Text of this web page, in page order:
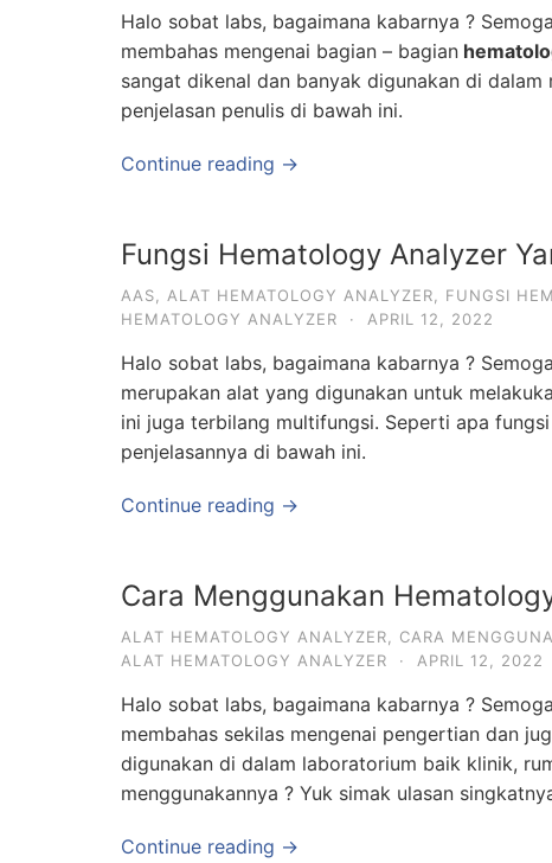
Halo sobat labs, bagaimana kabarnya ?
membahas mengenai bagian – bagian
sangat dikenal dan banyak digunakan di
penjelasan penulis di bawah ini.
Continue reading →
Fungsi Hematology Analyzer
AAS ALAT HEMATOLOGY ANALYZER FUNGSI
HEMATOLOGY ANALYZER
· APRIL 12, 2022
Halo sobat labs, bagaimana kabarnya ?
merupakan alat yang digunakan untuk
ini juga terbilang multifungsi. Seperti apa
penjelasannya di bawah ini.
Continue reading →
Cara Menggunakan
ALAT HEMATOLOGY ANALYZER CARA
ALAT HEMATOLOGY ANALYZER
· APRIL 12, 2022
Halo sobat labs, bagaimana kabarnya ?
membahas sekilas mengenai pengertian dan
digunakan di dalam laboratorium baik klinik,
menggunakannya ? Yuk simak ulasan
Continue reading →